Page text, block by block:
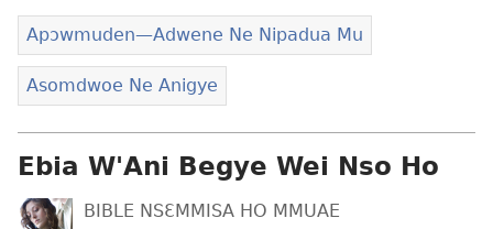
Apɔwmuden​—Adwene Ne Nipadua Mu
Asomdwoe Ne Anigye
Ebia W'Ani Begye Wei Nso Ho
BIBLE NSƐMMISA HO MMUAE